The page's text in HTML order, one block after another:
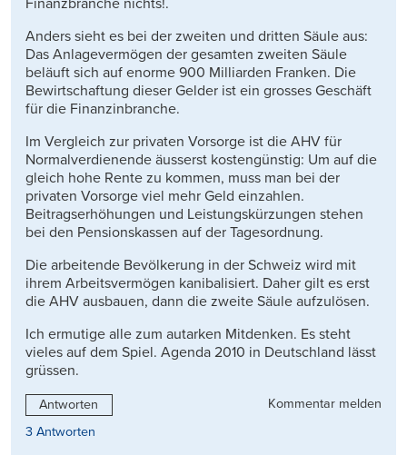
Finanzbranche nichts!.
Anders sieht es bei der zweiten und dritten Säule aus:
Das Anlagevermögen der gesamten zweiten Säule
beläuft sich auf enorme 900 Milliarden Franken. Die
Bewirtschaftung dieser Gelder ist ein grosses Geschäft
für die Finanzinbranche.
Im Vergleich zur privaten Vorsorge ist die AHV für
Normalverdienende äusserst kostengünstig: Um auf die
gleich hohe Rente zu kommen, muss man bei der
privaten Vorsorge viel mehr Geld einzahlen.
Beitragserhöhungen und Leistungskürzungen stehen
bei den Pensionskassen auf der Tagesordnung.
Die arbeitende Bevölkerung in der Schweiz wird mit
ihrem Arbeitsvermögen kanibalisiert. Daher gilt es erst
die AHV ausbauen, dann die zweite Säule aufzulösen.
Ich ermutige alle zum autarken Mitdenken. Es steht
vieles auf dem Spiel. Agenda 2010 in Deutschland lässt
grüssen.
Antworten
Kommentar melden
3 Antworten